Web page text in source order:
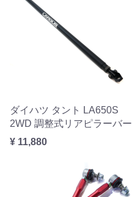
ダイハツ タント LA650S
2WD 調整式リアピラーバー
¥ 11,880